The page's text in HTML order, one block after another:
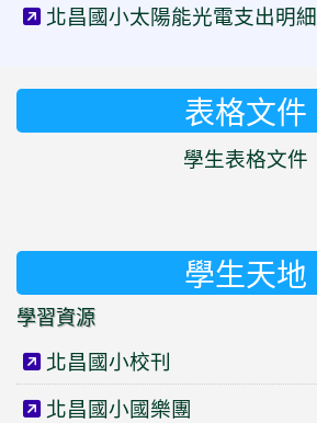
北昌國小太陽能光電支出明細
表格文件
學生表格文件
學生天地
學習資源
北昌國小校刊
北昌國小國樂團